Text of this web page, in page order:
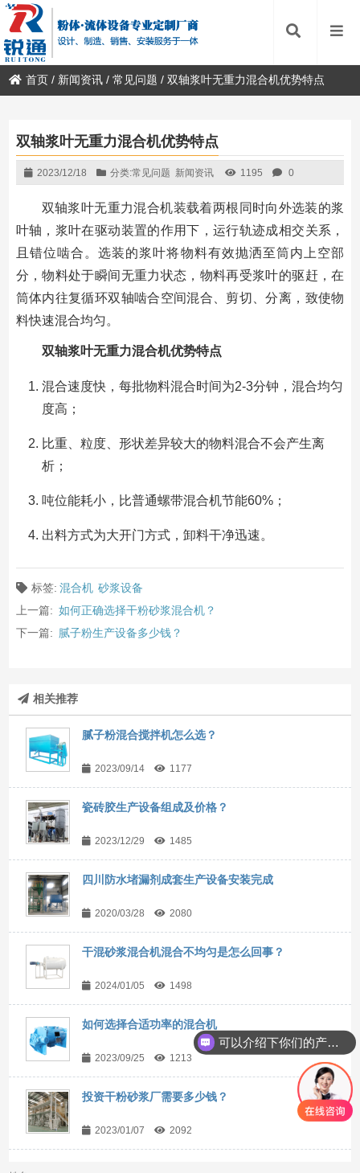
首页 / 新闻资讯 /常见问题 /双轴浆叶无重力混合机优势特点
双轴浆叶无重力混合机优势特点
2023/12/18 分类:常见问题 新闻资讯 1195 0
双轴浆叶无重力混合机装载着两根同时向外选装的浆
叶轴，浆叶在驱动装置的作用下，运行轨迹成相交关系，
且错位啮合。选装的浆叶将物料有效抛洒至筒内上空部
分，物料处于瞬间无重力状态，物料再受浆叶的驱赶，在
筒体内往复循环双轴啮合空间混合、剪切、分离，致使物
料快速混合均匀。
双轴浆叶无重力混合机优势特点
混合速度快，每批物料混合时间为2-3分钟，混合均匀
度高；
比重、粒度、形状差异较大的物料混合不会产生离
析；
吨位能耗小，比普通螺带混合机节能60%；
出料方式为大开门方式，卸料干净迅速。
标签: 混合机 砂浆设备
上一篇: 如何正确选择干粉砂浆混合机？
下一篇: 腻子粉生产设备多少钱？
相关推荐
腻子粉混合搅拌机怎么选？
2023/09/14 1177
瓷砖胶生产设备组成及价格？
2023/12/29 1485
四川防水堵漏剂成套生产设备安装完成
2020/03/28 2080
干混砂浆混合机混合不均匀是怎么回事？
2024/01/05 1498
如何选择合适功率的混合机
2023/09/25 1213
投资干粉砂浆厂需要多少钱？
2023/01/07 2092
可以介绍下你们的产品么？